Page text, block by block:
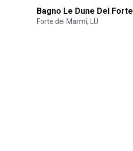
Bagno Le Dune Del Forte
Forte dei Marmi, LU